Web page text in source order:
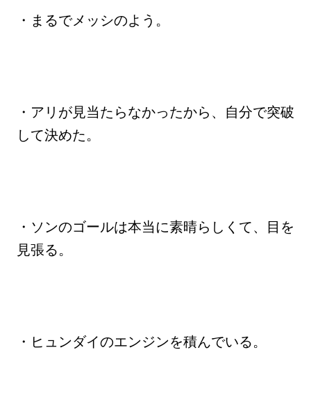
・まるでメッシのよう。
・アリが見当たらなかったから、自分で突破
して決めた。
・ソンのゴールは本当に素晴らしくて、目を
見張る。
・ヒュンダイのエンジンを積んでいる。